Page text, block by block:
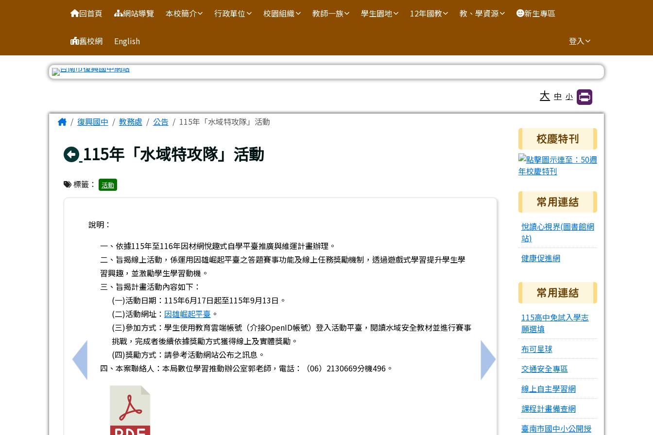
臺南市復興國中網站
回首頁 網站導覽 本校簡介 行政單位 校園組織 教師一族 學生園地 12年國教 教、學資源 新生專區
舊校網 English 登入
大 中 小
主內容區域
Home復興國中 教務處 公告 115年「水域特攻隊」活動
回上頁
115年「水域特攻隊」活動
標籤： 活動
上一筆：請115學年度新生家長注意準備學生入學各項工作
說明：
一、依據115年至116年因材網悅趣式自學平臺推廣與維運計畫辦理。
二、旨揭線上活動，係運用因雄崛起平臺之答題賽事功能及線上任務獎勵機制，透過遊戲式學習提升學生學
習興趣，並激勵學生學習動機。
三、旨揭計畫活動內容如下：
(一)活動日期：115年6月17日起至115年9月13日。
(二)活動網址： 因雄崛起平臺 。
(三)參加方式：學生使用教育雲端帳號（介接OpenID帳號）登入活動平臺，閱讀水域安全教材並進行賽事
挑戰，完成者後續依據獎勵方式獲得線上及實體獎勵。
(四)獎勵方式：請參考活動網站公布之訊息。
四、本案聯絡人：本局數位學習推動辦公室郭老師，電話：（06）2130669分機496。
下一筆：臺南市115年教師暑假資訊知能研習課
右邊區域內容
校慶特刊
常用連結
悅讀心視界(圖書館網
站)
健康促進網
常用連結
115高中免試入學志
願選填
布可星球
交通安全專區
線上自主學習網
課程計畫備查網
臺南市國中小公開授
頁尾區域